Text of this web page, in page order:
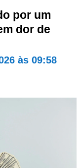
por um
dor de
às 09:58